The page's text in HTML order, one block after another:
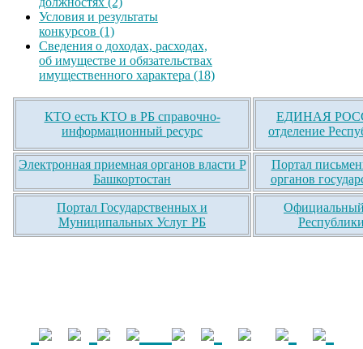
Условия и результаты
конкурсов (1)
Сведения о доходах, расходах,
об имуществе и обязательствах
имущественного характера (18)
КТО есть КТО в РБ справочно-
информационный ресурс
ЕДИНАЯ
отделение
Электронная приемная органов власти Р
Башкортостан
Портал
органов
Портал Государственных и
Муниципальных Услуг РБ
Официальный